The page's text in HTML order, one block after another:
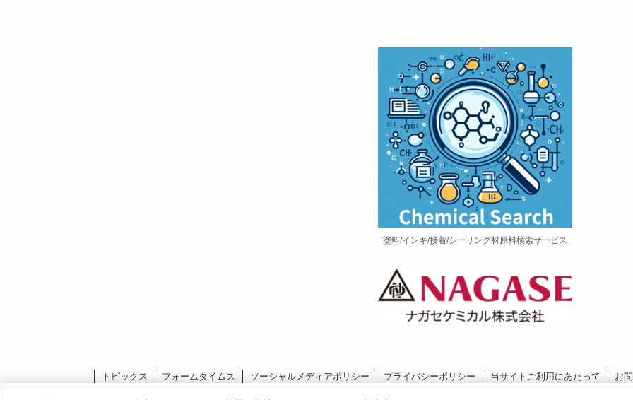
塗料/インキ/接着/シーリング材原料検索サービス
トピックス フォームタイムス ソーシャルメディアポリシー プライバシーポリシー 当サイトご利用にあたって
お